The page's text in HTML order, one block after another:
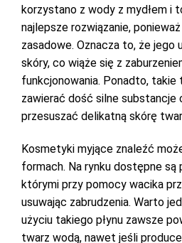
korzystano z wody z mydłem i
najlepsze rozwiązanie,
zasadowe. Oznacza to, że jego
skóry, co wiąże się z
funkcjonowania. Ponadto, takie
zawierać dość silne substancje
przesuszać delikatną skórę
Kosmetyki myjące znaleźć
formach. Na rynku dostępne są
którymi przy pomocy wacika
usuwając zabrudzenia. Warto
użyciu takiego płynu zawsze
twarz wodą, nawet jeśli